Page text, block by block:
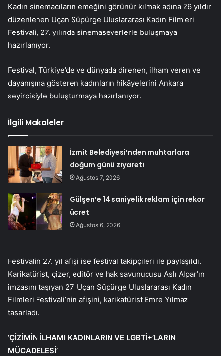
Kadın sinemacıların emeğini görünür kılmak adına 26 yıldır
düzenlenen Uçan Süpürge Uluslararası Kadın Filmleri
Festivali, 27. yılında sinemaseverlerle buluşmaya
hazırlanıyor.
Festival, Türkiye’de ve dünyada direnen, ilham veren ve
dayanışma gösteren kadınların hikâyelerini Ankara
seyircisiyle buluşturmaya hazırlanıyor.
İlgili Makaleler
İzmit Belediyesi’nden muhtarlara
doğum günü ziyareti
Ağustos 7, 2026
Gülşen’e 14 saniyelik reklam için rekor
ücret
Ağustos 6, 2026
Festivalin 27. yıl afişi ise festival takipçileri ile paylaşıldı.
Karikatürist, çizer, editör ve hak savunucusu Aslı Alpar’ın
imzasını taşıyan 27. Uçan Süpürge Uluslararası Kadın
Filmleri Festivali’nin afişini, karikatürist Emre Yılmaz
tasarladı.
‘ÇİZİMİN İLHAMI KADINLARIN VE LGBTİ+’LARIN
MÜCADELESİ’